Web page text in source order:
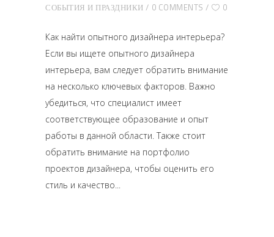
СОБЫТИЯ И ПРАЗДНИКИ
0 COMMENTS 0
Как найти опытного дизайнера интерьера?
Если вы ищете опытного дизайнера
интерьера, вам следует обратить внимание
на несколько ключевых факторов. Важно
убедиться, что специалист имеет
соответствующее образование и опыт
работы в данной области. Также стоит
обратить внимание на портфолио
проектов дизайнера, чтобы оценить его
стиль и качество